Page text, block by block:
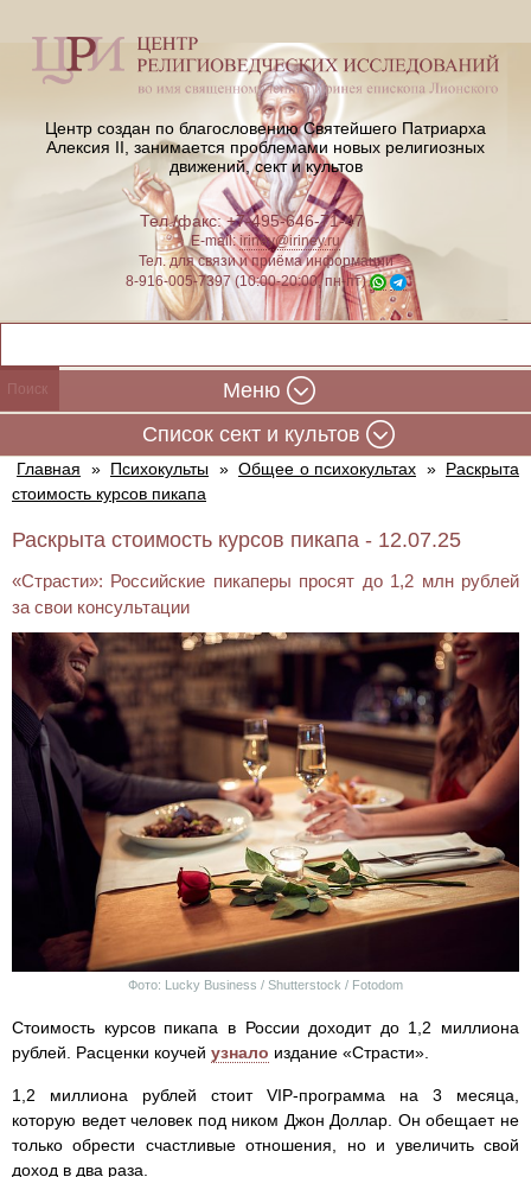
Центр создан по благословению Святейшего Патриарха
Алексия II, занимается проблемами новых религиозных
движений, сект и культов
Тел./факс: +7-495-646-71-47
E-mail:iriney@iriney.ru
Тел. для связи и приёма информации
8-916-005-7397 (10:00-20:00, пн-пт)
Меню
Cписок сект и культов
Главная » Психокульты » Общее о психокультах » Раскрыта
стоимость курсов пикапа
Раскрыта стоимость курсов пикапа - 12.07.25
«Страсти»: Российские пикаперы просят до 1,2 млн рублей
за свои консультации
Фото: Lucky Business / Shutterstock / Fotodom
Стоимость курсов пикапа в России доходит до 1,2 миллиона
рублей. Расценки коучей узнало издание «Страсти».
1,2 миллиона рублей стоит VIP-программа на 3 месяца,
которую ведет человек под ником Джон Доллар. Он обещает не
только обрести счастливые отношения, но и увеличить свой
доход в два раза.